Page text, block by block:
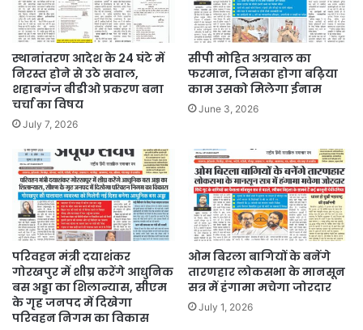
स्थानांतरण आदेश के 24 घंटे में
निरस्त होने से उठे सवाल,
शहाबगंज बीडीओ प्रकरण बना
चर्चा का विषय
July 7, 2026
सीपी मोहित अग्रवाल का
फरमान, जिसका होगा बढ़िया
काम उसको मिलेगा ईनाम
June 3, 2026
परिवहन मंत्री दयाशंकर
गोरखपुर में शीघ्र करेंगे आधुनिक
बस अड्डा का शिलान्यास, सीएम
के गृह जनपद में दिखेगा
परिवहन निगम का विकास
ओम बिरला बागियों के बनेंगे
तारणहार लोकसभा के मानसून
सत्र में हंगामा मचेगा जोरदार
July 1, 2026